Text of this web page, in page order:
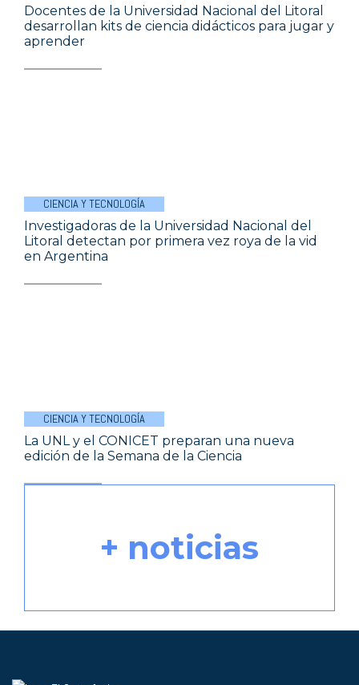
Docentes de la Universidad Nacional del Litoral
desarrollan kits de ciencia didácticos para jugar y
aprender
CIENCIA Y TECNOLOGÍA
Investigadoras de la Universidad Nacional del
Litoral detectan por primera vez roya de la vid
en Argentina
CIENCIA Y TECNOLOGÍA
La UNL y el CONICET preparan una nueva
edición de la Semana de la Ciencia
+ noticias